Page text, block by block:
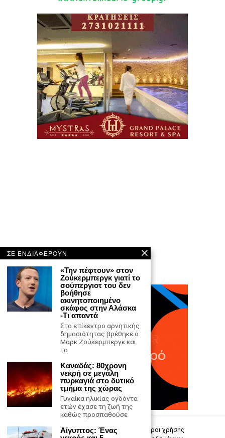
Επικοινωνία Πολιτική Απορρήτου
Όροι χρήσης
ΣΕ ΕΝΔΙΑΦΕΡΟΥΝ
«Την πέφτουν» στον
Ζούκερμπεργκ γιατί το
σούπεργιοτ του δεν
βοήθησε
ακινητοποιημένο
σκάφος στην Αλάσκα
-Τι απαντά
Στο επίκεντρο αρνητικής
δημοσιότητας βρέθηκε ο
Μαρκ Ζούκερμπεργκ και
το
Καναδάς: 80χρονη
νεκρή σε μεγάλη
πυρκαγιά στο δυτικό
τμήμα της χώρας
Γυναίκα ηλικίας ογδόντα
ετών έχασε τη ζωή της
καθώς προσπαθούσε
Αίγυπτος: Ένας